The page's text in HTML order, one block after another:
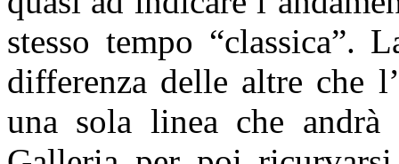
stesso tempo “classica”.
differenza delle altre che
una sola linea che